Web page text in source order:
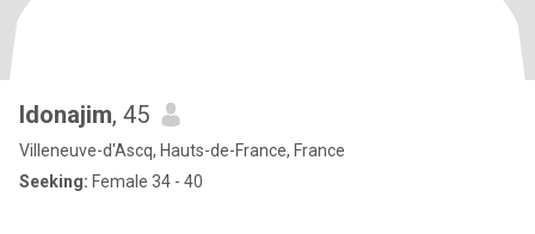
Idonajim, 45
Villeneuve-d'Ascq, Hauts-de-France, France
Seeking: Female 34 - 40